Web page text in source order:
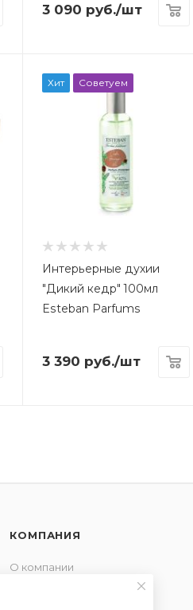
3 090 руб./шт
Хит Советуем
Интерьерные духии
"Дикий кедр" 100мл
Esteban Parfums
3 390 руб./шт
КОМПАНИЯ
О компании